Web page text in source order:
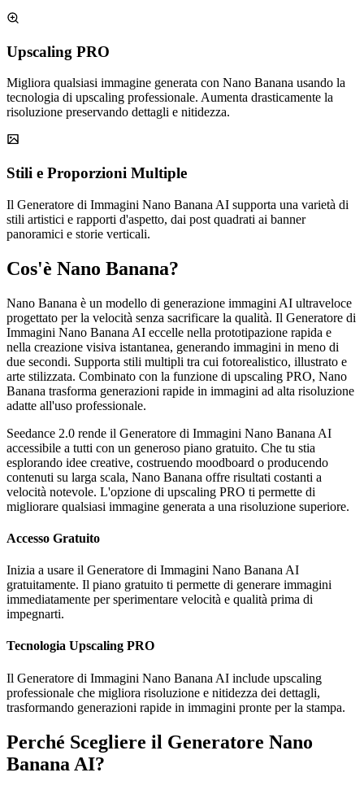
Upscaling PRO
Migliora qualsiasi immagine generata con Nano Banana usando la
tecnologia di upscaling professionale. Aumenta drasticamente la
risoluzione preservando dettagli e nitidezza.
Stili e Proporzioni Multiple
Il Generatore di Immagini Nano Banana AI supporta una varietà di
stili artistici e rapporti d'aspetto, dai post quadrati ai banner
panoramici e storie verticali.
Cos'è Nano Banana?
Nano Banana è un modello di generazione immagini AI ultraveloce
progettato per la velocità senza sacrificare la qualità. Il Generatore di
Immagini Nano Banana AI eccelle nella prototipazione rapida e
nella creazione visiva istantanea, generando immagini in meno di
due secondi. Supporta stili multipli tra cui fotorealistico, illustrato e
arte stilizzata. Combinato con la funzione di upscaling PRO, Nano
Banana trasforma generazioni rapide in immagini ad alta risoluzione
adatte all'uso professionale.
Seedance 2.0 rende il Generatore di Immagini Nano Banana AI
accessibile a tutti con un generoso piano gratuito. Che tu stia
esplorando idee creative, costruendo moodboard o producendo
contenuti su larga scala, Nano Banana offre risultati costanti a
velocità notevole. L'opzione di upscaling PRO ti permette di
migliorare qualsiasi immagine generata a una risoluzione superiore.
Accesso Gratuito
Inizia a usare il Generatore di Immagini Nano Banana AI
gratuitamente. Il piano gratuito ti permette di generare immagini
immediatamente per sperimentare velocità e qualità prima di
impegnarti.
Tecnologia Upscaling PRO
Il Generatore di Immagini Nano Banana AI include upscaling
professionale che migliora risoluzione e nitidezza dei dettagli,
trasformando generazioni rapide in immagini pronte per la stampa.
Perché Scegliere il Generatore Nano
Banana AI?